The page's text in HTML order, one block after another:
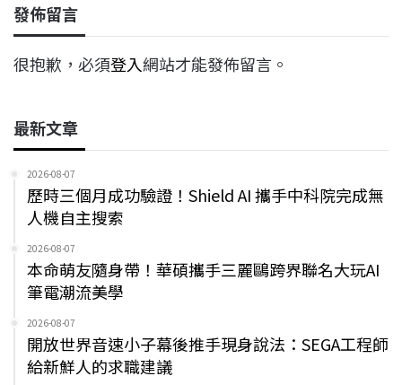
發佈留言
很抱歉，必須登入網站才能發佈留言。
最新文章
2026-08-07
歷時三個月成功驗證！Shield AI 攜手中科院完成無
人機自主搜索
2026-08-07
本命萌友隨身帶！華碩攜手三麗鷗跨界聯名大玩AI
筆電潮流美學
2026-08-07
開放世界音速小子幕後推手現身說法：SEGA工程師
給新鮮人的求職建議